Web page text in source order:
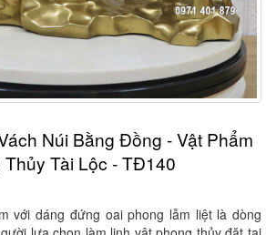
Núi Bằng Đồng - Vật Phẩm
Thủy Tài Lộc - TĐ140
với dáng đứng oai phong lẫm liệt là dòng